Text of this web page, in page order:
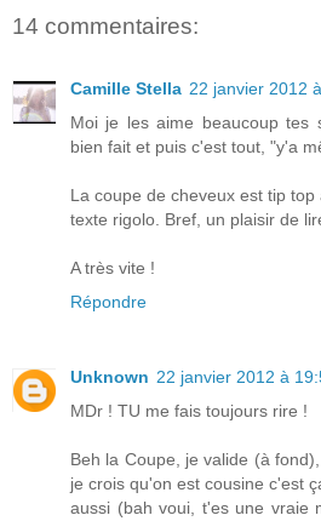
14 commentaires:
Camille Stella 22 janvier 2012
Moi je les aime beaucoup tes
bien fait et puis c'est tout, "y'a
La coupe de cheveux est tip
texte rigolo. Bref, un plaisir de
A très vite !
Répondre
Unknown 22 janvier 2012 à
MDr ! TU me fais toujours rire !
Beh la Coupe, je valide (à
je crois qu'on est cousine c'est
aussi (bah voui, t'es une vraie